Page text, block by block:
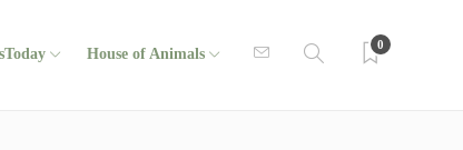
House of Animals
0